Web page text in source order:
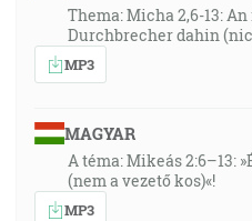
Thema: Micha 2,6-13:
Durchbrecher dahin
MP3
MAGYAR
A téma: Mikeás 2:6–13:
(nem a vezető kos)«!
MP3